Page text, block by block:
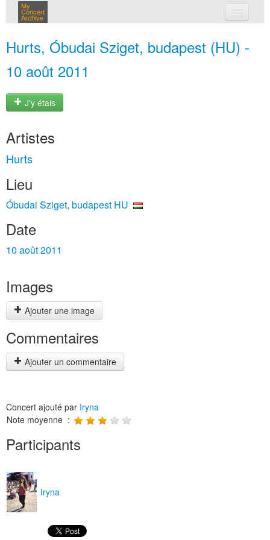
My
Concert
Archive
Hurts, Óbudai Sziget, budapest (HU) -
10 août 2011
J'y étais
Artistes
Hurts
Lieu
Óbudai Sziget, budapest HU
Date
10 août 2011
Images
Ajouter une image
Commentaires
Ajouter un commentaire
Concert ajouté par Iryna
Note moyenne :
Participants
Iryna